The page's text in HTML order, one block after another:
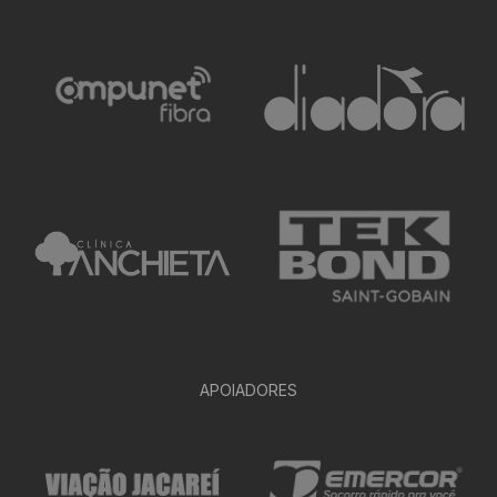
APOIADORES